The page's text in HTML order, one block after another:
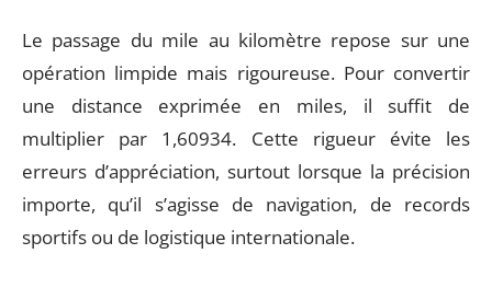
Le passage du mile au kilomètre repose sur une
opération limpide mais rigoureuse. Pour convertir
une distance exprimée en miles, il suffit de
multiplier par 1,60934. Cette rigueur évite les
erreurs d’appréciation, surtout lorsque la précision
importe, qu’il s’agisse de navigation, de records
sportifs ou de logistique internationale.